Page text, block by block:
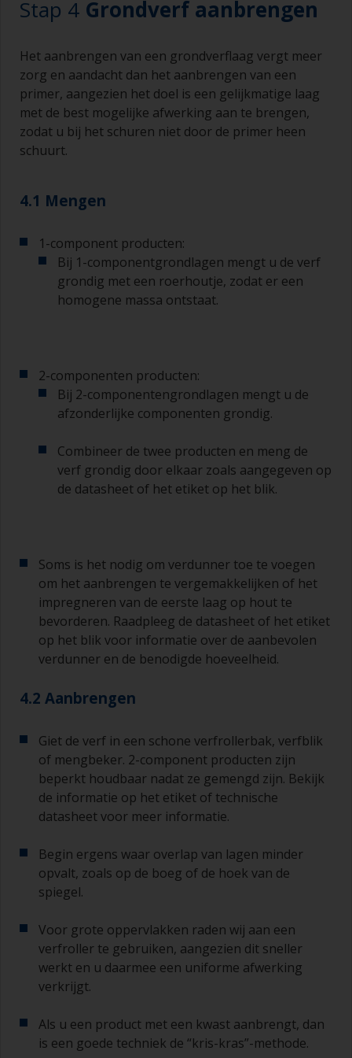
kleine verfrollers gebruiken die verkrijgbaar zijn
heel goed voor kleine en moeilijk te bereiken
gebieden.
Schilderen met een kwast:
De kwasten moeten een middelgrote tot grote
breedte hebben, 75 – 150 mm en lange flexibele
Een kleinere kwast wordt gebruikt voor het
Was uw kwasten met het juiste oplosmiddel en
laat ze grondig drogen voordat u deze gebruikt,
om vervuiling te voorkomen.
aflakken.
U kunt aanzetten tot een minimum beperken
door de kwast onder een hoek van 45° ten
Voor het schoonmaken van kwasten doet u wat
verdunner in een geschikte bak of pot, zodat u
Andere nuttige tips:
Als u zakkers ziet ontstaan bij het aanbrengen
van de verf, dan is de verf te dun of u brengt te
veel aan.
Gebruik verf niet rechtstreeks uit het blik, want
vroegtijdig verouderen als gevolg van
verdamping van het oplosmiddel. Giet de
gebruiken in een aparte verfrolbak of
mengbeker.
Oude jampotjes of schone droge blikken kunnen
nuttig zijn voor het mengen van de verf. Ook zijn
hoeveelheden verf en verhardingsmiddel voor de
kleinere klussen.
(aangroeiwerende verf), moet u ervoor zorgen
dat de tijd tussen het einde van het aanbrengen
van de epoxy primer en de eerste laag
antifouling niet langer is dan vermeld op de
datasheet of het etiket. Dit is met name van
deze intervaltijd mist, moet u de primer schuren
of een nieuwe laag aanbrengen en ervoor
Stap 4 Grondverf aanbrengen
Het aanbrengen van een grondverflaag vergt meer
zorg en aandacht dan het aanbrengen van een
primer, aangezien het doel is een gelijkmatige laag
met de best mogelijke afwerking aan te brengen,
zodat u bij het schuren niet door de primer heen
schuurt.
4.1 Mengen
1-component producten:
Bij 1-componentgrondlagen mengt u de verf
grondig met een roerhoutje, zodat er een
homogene massa ontstaat.
2-componenten producten:
Bij 2-componentengrondlagen mengt u de
afzonderlijke componenten grondig.
Combineer de twee producten en meng de
verf grondig door elkaar zoals aangegeven op
de datasheet of het etiket op het blik.
Soms is het nodig om verdunner toe te voegen
om het aanbrengen te vergemakkelijken of het
impregneren van de eerste laag op hout te
bevorderen. Raadpleeg de datasheet of het etiket
op het blik voor informatie over de aanbevolen
verdunner en de benodigde hoeveelheid.
4.2 Aanbrengen
Giet de verf in een schone verfrollerbak, verfblik
of mengbeker. 2-component producten zijn
beperkt houdbaar nadat ze gemengd zijn. Bekijk
de informatie op het etiket of technische
datasheet voor meer informatie.
Begin ergens waar overlap van lagen minder
opvalt, zoals op de boeg of de hoek van de
spiegel.
Voor grote oppervlakken raden wij aan een
verfroller te gebruiken, aangezien dit sneller
werkt en u daarmee een uniforme afwerking
verkrijgt.
Als u een product met een kwast aanbrengt, dan
is een goede techniek de “kris-kras”-methode.